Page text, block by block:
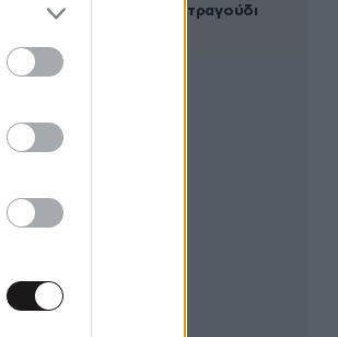
τη ζωή της τραγούδι